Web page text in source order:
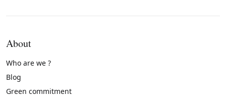
About
Who are we ?
Blog
Green commitment